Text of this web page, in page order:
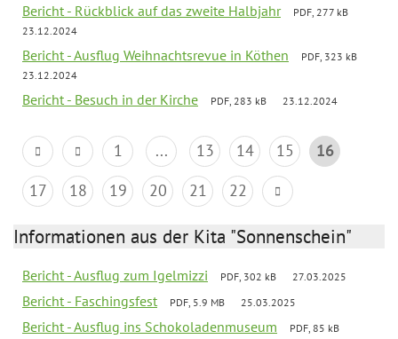
Bericht - Rückblick auf das zweite Halbjahr
PDF, 277 kB
23.12.2024
Bericht - Ausflug Weihnachtsrevue in Köthen
PDF, 323 kB
23.12.2024
Bericht - Besuch in der Kirche PDF, 283 kB 23.12.2024
1 ... 13 14 15
16
17
18 19 20 21 22
Informationen aus der Kita "Sonnenschein"
Bericht - Ausflug zum Igelmizzi PDF, 302 kB 27.03.2025
Bericht - Faschingsfest PDF, 5.9 MB 25.03.2025
Bericht - Ausflug ins Schokoladenmuseum
PDF, 85 kB